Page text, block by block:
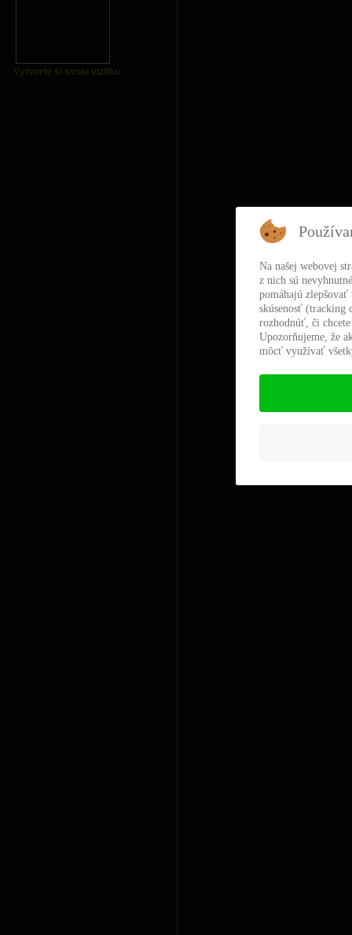
Vytvorte si svoju vizitku
Na našej webovej
z nich sú
pomáhajú
skúsenosť (tracking
rozhodnúť, či
Upozorňujeme, že
môcť využívať